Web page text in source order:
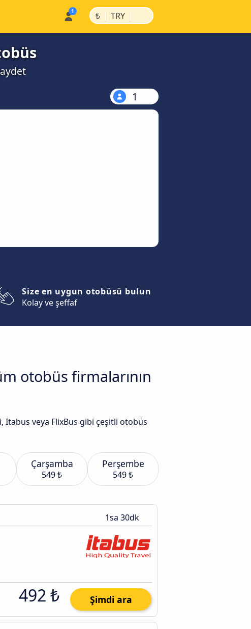
₺ | TRY |
1
Size en uygun otobüsü bulun
Kolay ve şeffaf
otobüs firmalarının
Itabus veya FlixBus gibi çeşitli otobüs
Çarşamba
549 ₺
Perşembe
549 ₺
1sa 30dk
492 ₺ Şimdi ara